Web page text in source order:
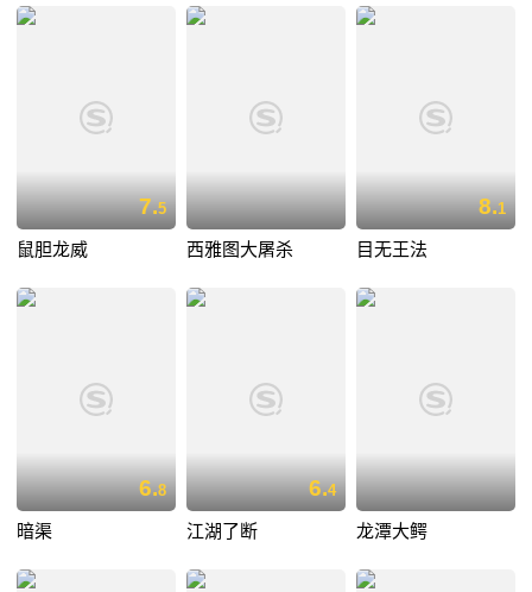
7.5
鼠胆龙威 西雅图大屠杀
8.1
目无王法
6.8
暗渠
6.4
江湖了断 龙潭大鳄